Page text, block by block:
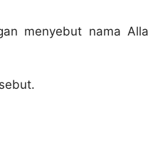
menyebut nama